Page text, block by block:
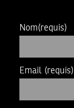
Nom(requis)
Email (requis)